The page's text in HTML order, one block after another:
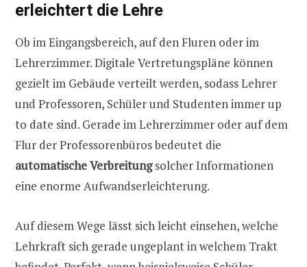
erleichtert die Lehre
Ob im Eingangsbereich, auf den Fluren oder im
Lehrerzimmer. Digitale Vertretungspläne können
gezielt im Gebäude verteilt werden, sodass Lehrer
und Professoren, Schüler und Studenten immer up
to date sind. Gerade im Lehrerzimmer oder auf dem
Flur der Professorenbüros bedeutet die
automatische Verbreitungsolcher Informationen
eine enorme Aufwandserleichterung.
Auf diesem Wege lässt sich leicht einsehen, welche
Lehrkraft sich gerade ungeplant in welchem Trakt